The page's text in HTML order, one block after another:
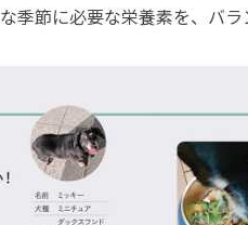
季節に必要な栄養素を、バラ